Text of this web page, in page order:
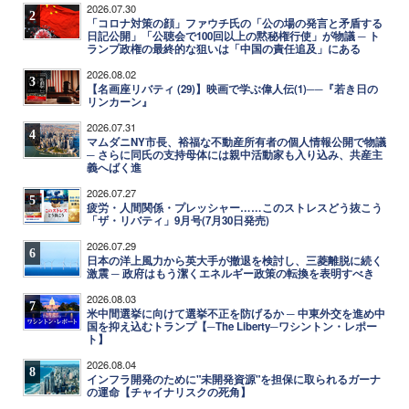
2 2026.07.30
「コロナ対策の顔」ファウチ氏の「公の場の発言と矛盾する
日記公開」「公聴会で100回以上の黙秘権行使」が物議 ─ ト
ランプ政権の最終的な狙いは「中国の責任追及」にある
3 2026.08.02
【名画座リバティ (29)】映画で学ぶ偉人伝(1)──『若き日の
リンカーン』
4 2026.07.31
マムダニNY市長、裕福な不動産所有者の個人情報公開で物議
─ さらに同氏の支持母体には親中活動家も入り込み、共産主
義へばく進
5 2026.07.27
疲労・人間関係・プレッシャー……このストレスどう抜こう
「ザ・リバティ」9月号(7月30日発売)
6 2026.07.29
日本の洋上風力から英大手が撤退を検討し、三菱離脱に続く
激震 ─ 政府はもう潔くエネルギー政策の転換を表明すべき
7 2026.08.03
米中間選挙に向けて選挙不正を防げるか ─ 中東外交を進め中
国を抑え込むトランプ【─The Liberty─ワシントン・レポー
ト】
8 2026.08.04
インフラ開発のために"未開発資源"を担保に取られるガーナ
の運命【チャイナリスクの死角】